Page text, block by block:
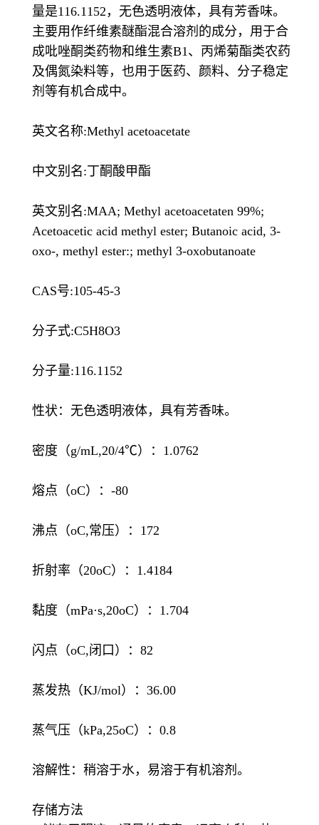
量是116.1152，无色透明液体，具有芳香味。
主要用作纤维素醚酯混合溶剂的成分，用于合
成吡唑酮类药物和维生素B1、丙烯菊酯类农药
及偶氮染料等，也用于医药、颜料、分子稳定
剂等有机合成中。
英文名称:Methyl acetoacetate
中文别名:丁酮酸甲酯
英文别名:MAA; Methyl acetoacetaten 99%;
Acetoacetic acid methyl ester; Butanoic acid, 3-
oxo-, methyl ester:; methyl 3-oxobutanoate
CAS号:105-45-3
分子式:C5H8O3
分子量:116.1152
性状：无色透明液体，具有芳香味。
密度（g/mL,20/4℃）：1.0762
熔点（oC）：-80
沸点（oC,常压）：172
折射率（20oC）：1.4184
黏度（mPa·s,20oC）：1.704
闪点（oC,闭口）：82
蒸发热（KJ/mol）：36.00
蒸气压（kPa,25oC）：0.8
溶解性：稍溶于水，易溶于有机溶剂。
存储方法